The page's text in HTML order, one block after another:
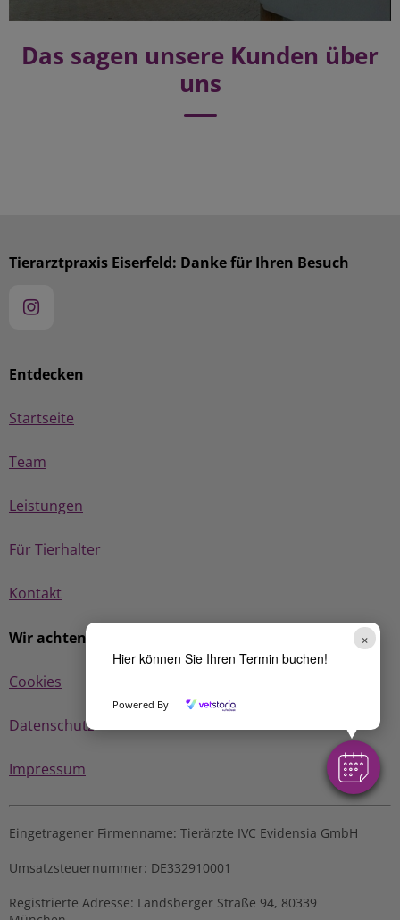
×
Hier können Sie Ihren Termin buchen!
Powered By
Das sagen unsere Kunden über
uns
Entdecken
Startseite
Team
Leistungen
Für Tierhalter
Kontakt
Wir achten Ihre Privatsphäre
Cookies
Datenschutz
Impressum
Tierarztpraxis Eiserfeld: Danke für Ihren Besuch
Eingetragener Firmenname: Tierärzte IVC Evidensia GmbH
Umsatzsteuernummer: DE332910001
Registrierte Adresse: Landsberger Straße 94, ​80339